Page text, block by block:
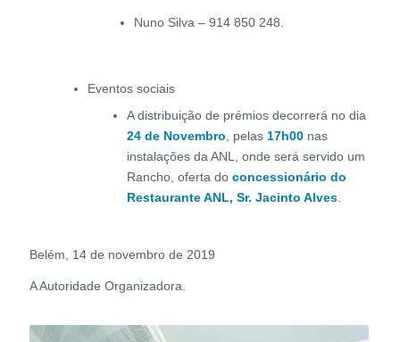
Nuno Silva – 914 850 248.
Eventos sociais
A distribuição de prémios decorrerá no dia
24 de Novembro , pelas 17h00nas
instalações da ANL, onde será servido um
Rancho, oferta do concessionário do
Restaurante ANL, Sr. Jacinto Alves.
Belém, 14 de novembro de 2019
A Autoridade Organizadora.